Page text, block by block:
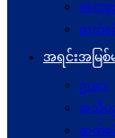
စေတန
ဆက်စပ်
အရင်းအမြစ်မ
ဥပဒေ
အသိပ
ဆက်စပ်